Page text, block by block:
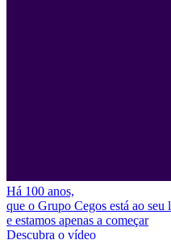
Há 100 anos,
que o Grupo Cegos está ao seu
e estamos apenas a começar
Descubra o vídeo